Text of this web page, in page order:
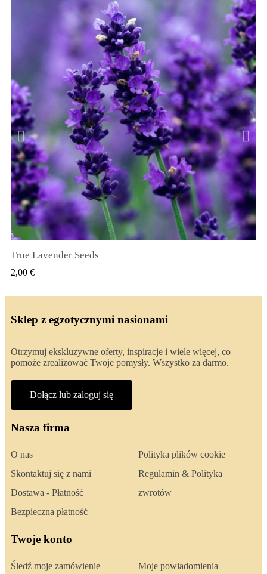
SZYBKI PODGLĄD
True Lavender Seeds
2,00 €
Sklep z egzotycznymi nasionami
Otrzymuj ekskluzywne oferty, inspiracje i wiele więcej, co
pomoże zrealizować Twoje pomysły. Wszystko za darmo.
Dołącz lub zaloguj się
Nasza firma
O nas
Skontaktuj się z nami
Dostawa - Płatność
Bezpieczna płatność
Polityka plików cookie
Regulamin & Polityka
zwrotów
Twoje konto
Śledź moje zamówienie Moje powiadomienia